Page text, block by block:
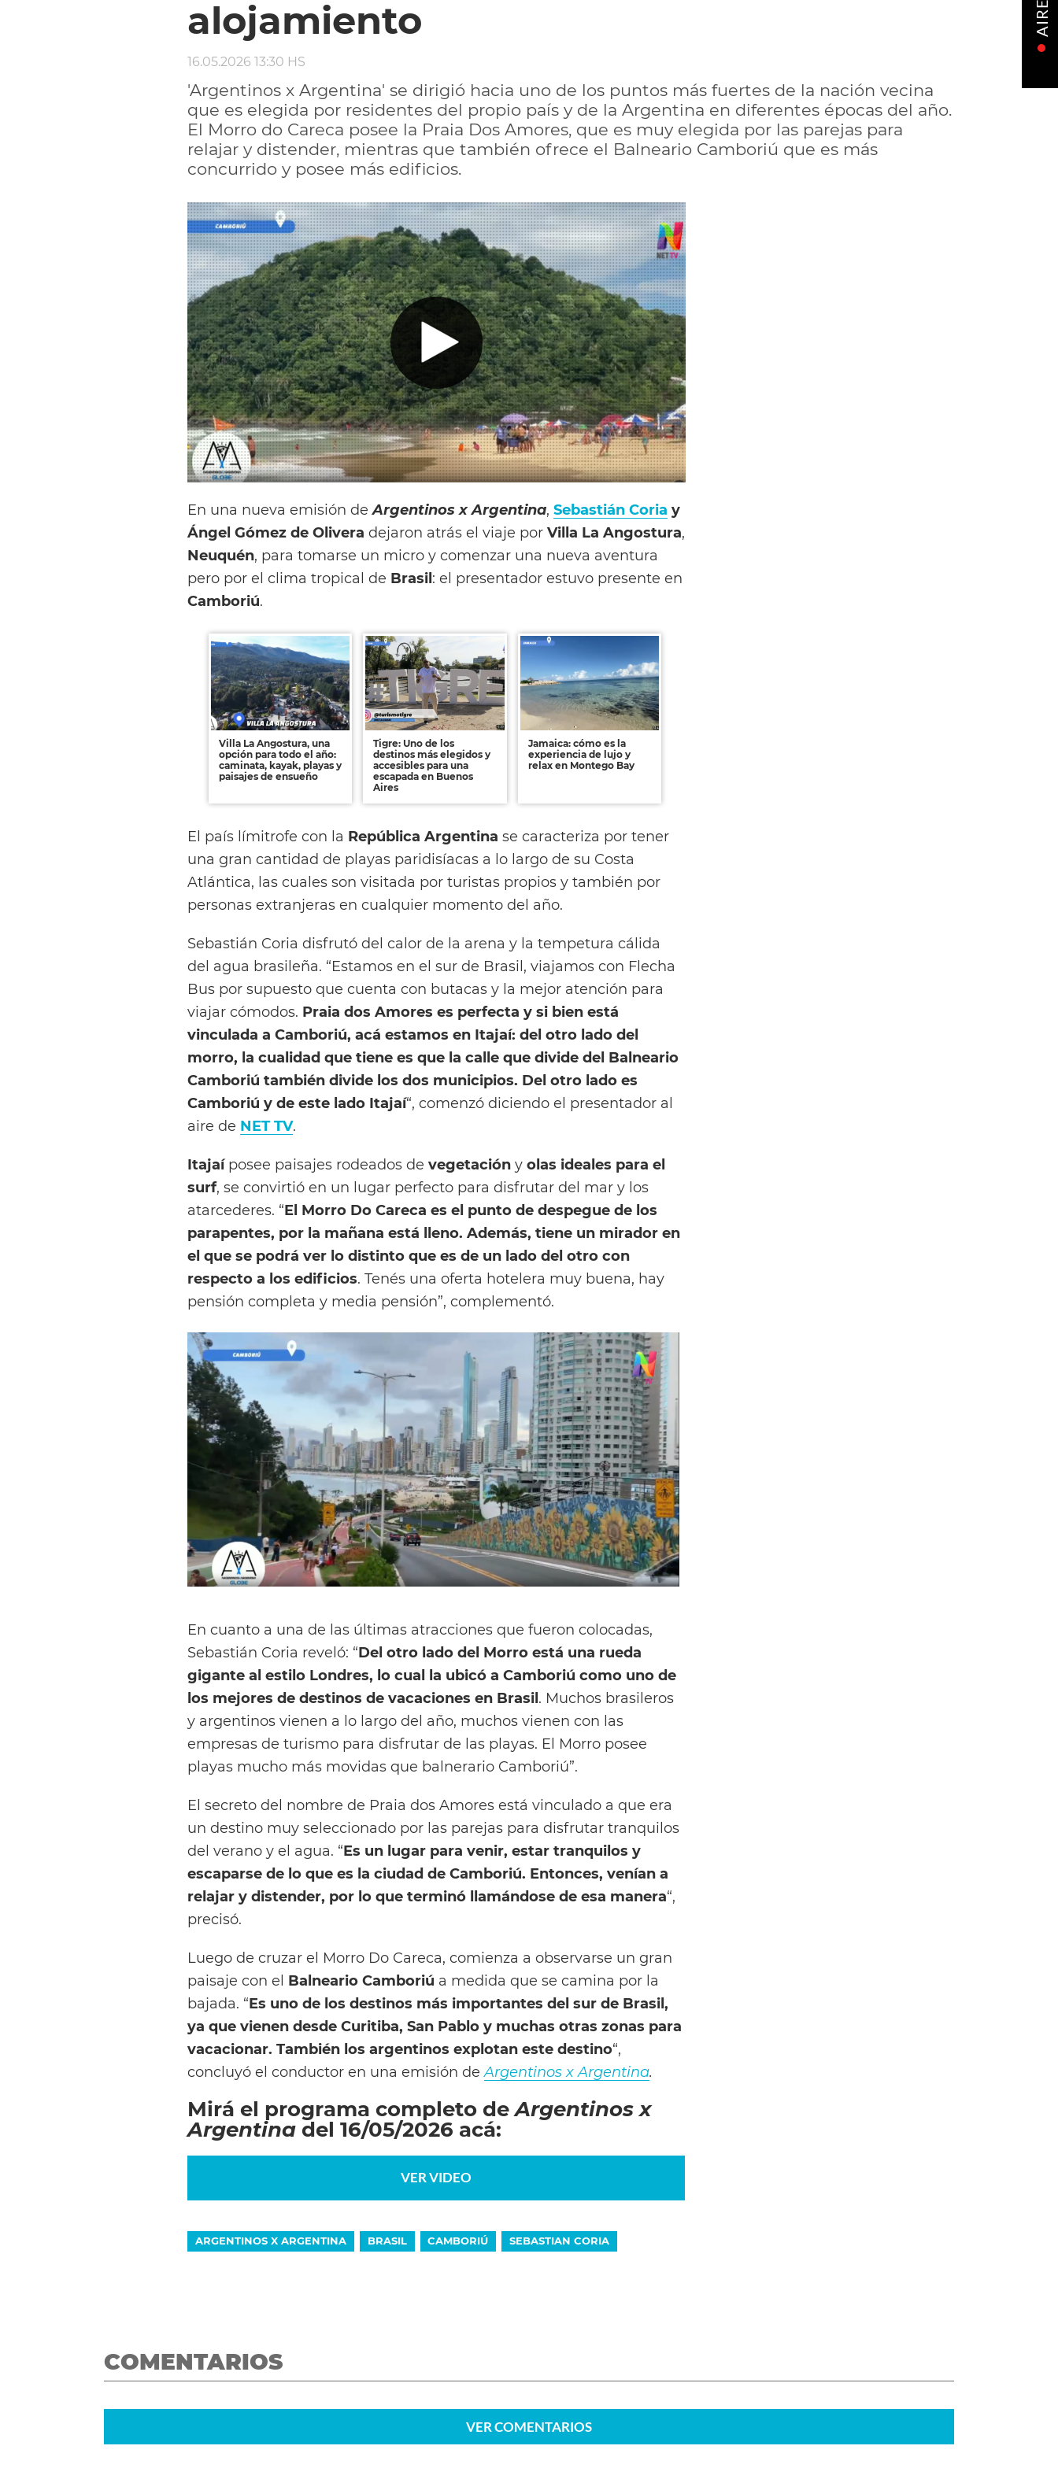
alojamiento
16.05.2026 13:30 HS
'Argentinos x Argentina' se dirigió hacia uno de los puntos más fuertes de la nación vecina
que es elegida por residentes del propio país y de la Argentina en diferentes épocas del año.
El Morro do Careca posee la Praia Dos Amores, que es muy elegida por las parejas para
relajar y distender, mientras que también ofrece el Balneario Camboriú que es más
concurrido y posee más edificios.
En una nueva emisión deArgentinos x Argentina, Sebastián Coria y
Ángel Gómez de Olivera dejaron atrás el viaje por Villa La Angostura,
Neuquén, para tomarse un micro y comenzar una nueva aventura
pero por el clima tropical de Brasil: el presentador estuvo presente en
Camboriú.
Villa La Angostura, una
opción para todo el año:
caminata, kayak, playas y
paisajes de ensueño
Tigre: Uno de los
destinos más elegidos y
accesibles para una
escapada en Buenos
Aires
Jamaica: cómo es la
experiencia de lujo y
relax en Montego Bay
El país límitrofe con la República Argentina se caracteriza por tener
una gran cantidad de playas paridisíacas a lo largo de su Costa
Atlántica, las cuales son visitada por turistas propios y también por
personas extranjeras en cualquier momento del año.
Sebastián Coria disfrutó del calor de la arena y la tempetura cálida
del agua brasileña. “Estamos en el sur de Brasil, viajamos con Flecha
Bus por supuesto que cuenta con butacas y la mejor atención para
viajar cómodos. Praia dos Amores es perfecta y si bien está
vinculada a Camboriú, acá estamos en Itajaí: del otro lado del
morro, la cualidad que tiene es que la calle que divide del Balneario
Camboriú también divide los dos municipios. Del otro lado es
Camboriú y de este lado Itajaí“, comenzó diciendo el presentador al
aire de NET TV.
Itajaíposee paisajes rodeados de vegetación y olas ideales para el
surf, se convirtió en un lugar perfecto para disfrutar del mar y los
atarcederes. “El Morro Do Careca es el punto de despegue de los
parapentes, por la mañana está lleno. Además, tiene un mirador en
el que se podrá ver lo distinto que es de un lado del otro con
respecto a los edificios. Tenés una oferta hotelera muy buena, hay
pensión completa y media pensión”, complementó.
En cuanto a una de las últimas atracciones que fueron colocadas,
Sebastián Coria reveló: “Del otro lado del Morro está una rueda
gigante al estilo Londres, lo cual la ubicó a Camboriú como uno de
los mejores de destinos de vacaciones en Brasil. Muchos brasileros
y argentinos vienen a lo largo del año, muchos vienen con las
empresas de turismo para disfrutar de las playas. El Morro posee
playas mucho más movidas que balnerario Camboriú”.
El secreto del nombre de Praia dos Amores está vinculado a que era
un destino muy seleccionado por las parejas para disfrutar tranquilos
del verano y el agua. “Es un lugar para venir, estar tranquilos y
escaparse de lo que es la ciudad de Camboriú. Entonces, venían a
relajar y distender, por lo que terminó llamándose de esa manera“,
precisó.
Luego de cruzar el Morro Do Careca, comienza a observarse un gran
paisaje con el Balneario Camboriú a medida que se camina por la
bajada. “Es uno de los destinos más importantes del sur de Brasil,
ya que vienen desde Curitiba, San Pablo y muchas otras zonas para
vacacionar. También los argentinos explotan este destino“,
concluyó el conductor en una emisión de Argentinos x Argentina.
Mirá el programa completo deArgentinos x
Argentina del 16/05/2026 acá:
VER VIDEO
ARGENTINOS X ARGENTINA BRASIL CAMBORIÚ SEBASTIAN CORIA
COMENTARIOS
VERCOMENTARIOS
AIRE